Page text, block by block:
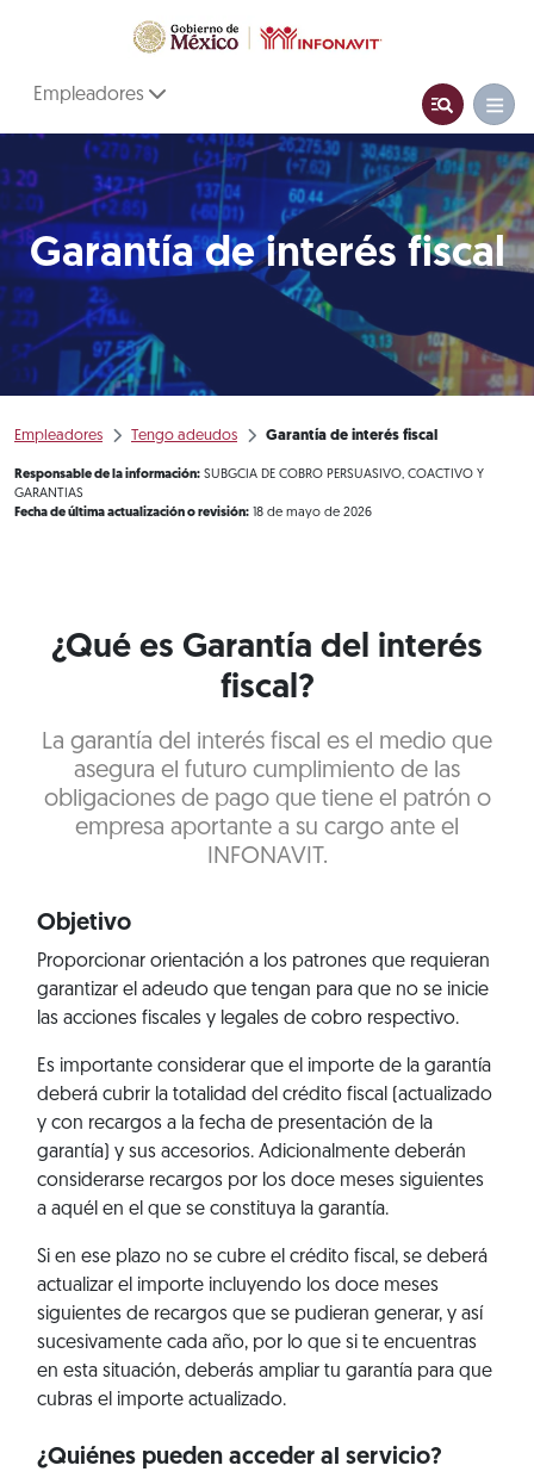
Empleadores
Garantía de interés fiscal
Empleadores Tengo adeudos Garantía de interés fiscal
Responsable de la información: SUBGCIA DE COBRO PERSUASIVO, COACTIVO Y
GARANTIAS
Fecha de última actualización o revisión: 18 de mayo de 2026
¿Qué es Garantía del interés
fiscal?
La garantía del interés fiscal es el medio que
asegura el futuro cumplimiento de las
obligaciones de pago que tiene el patrón o
empresa aportante a su cargo ante el
INFONAVIT.
Objetivo
Proporcionar orientación a los patrones que requieran
garantizar el adeudo que tengan para que no se inicie
las acciones fiscales y legales de cobro respectivo.
Es importante considerar que el importe de la garantía
deberá cubrir la totalidad del crédito fiscal (actualizado
y con recargos a la fecha de presentación de la
garantía) y sus accesorios. Adicionalmente deberán
considerarse recargos por los doce meses siguientes
a aquél en el que se constituya la garantía.
Si en ese plazo no se cubre el crédito fiscal, se deberá
actualizar el importe incluyendo los doce meses
siguientes de recargos que se pudieran generar, y así
sucesivamente cada año, por lo que si te encuentras
en esta situación, deberás ampliar tu garantía para que
cubras el importe actualizado.
¿Quiénes pueden acceder al servicio?